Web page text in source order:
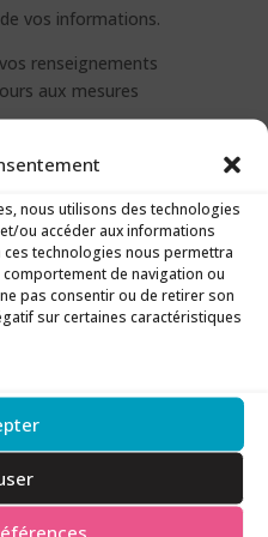
nous utilisons des technologies
ou accéder aux informations
technologies nous permettra
de navigation ou
pas consentir ou de retirer son
sur certaines caractéristiques
vos informations.
renseignements
aux mesures
: Nous utilisons des
serveur, assurant ainsi
: Notre site est protégé
prévenir les attaques
les personnes autorisées
collectées via